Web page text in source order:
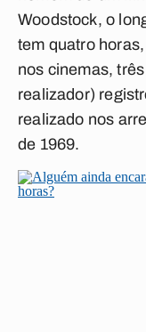
Woodstock, o
tem quatro
nos cinemas,
realizador)
realizado nos
de 1969.